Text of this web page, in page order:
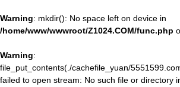
Warning: mkdir(): No space left on device in
/home/www/wwwroot/Z1024.COM/func.php
Warning:
file_put_contents(./cachefile_yuan/
failed to open stream: No such file or directory